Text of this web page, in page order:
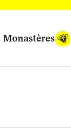
Monastères